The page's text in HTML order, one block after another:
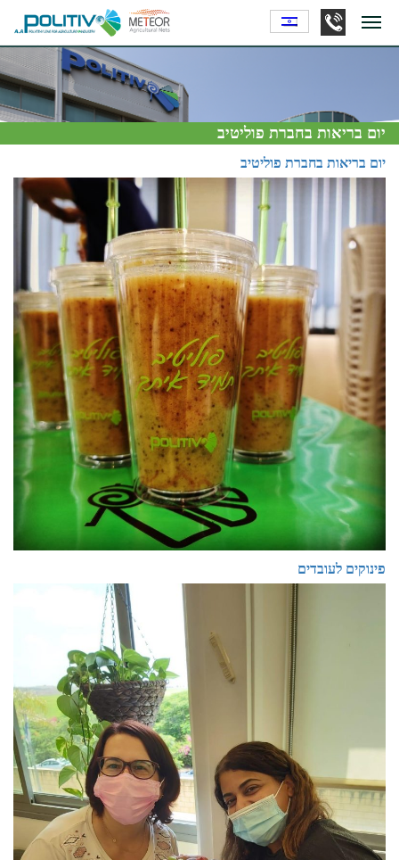
יום בריאות בחברת פוליטיב
יום בריאות בחברת פוליטיב
פינוקים לעובדים